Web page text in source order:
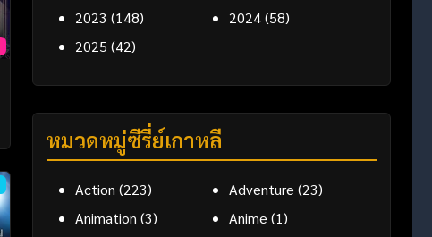
2023 (148) 2024(58)
2025 (42)
หมวดหมู่ซีรี่ย์เกาหลี
Action (223) Adventure (23)
Animation (3) Anime (1)